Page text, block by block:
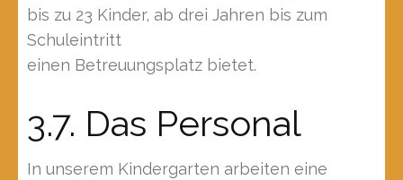
bis zu 23 Kinder, ab drei Jahren bis zum
Schuleintritt
einen Betreuungsplatz bietet.
3.7. Das Personal
In unserem Kindergarten arbeiten eine